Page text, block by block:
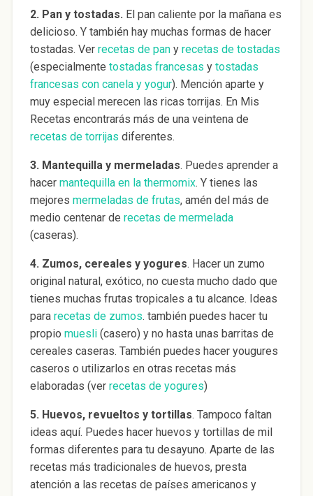
2. Pan y tostadas. El pan caliente por la mañana es
delicioso. Y también hay muchas formas de hacer
tostadas. Ver recetas de pany recetas de tostadas
(especialmente tostadas francesas y tostadas
francesas con canela y yogur). Mención aparte y
muy especial merecen las ricas torrijas. En Mis
Recetas encontrarás más de una veintena de
recetas de torrijas diferentes.
3. Mantequilla y mermeladas. Puedes aprender a
hacer mantequilla en la thermomix. Y tienes las
mejores mermeladas de frutas, amén del más de
medio centenar de recetas de mermelada
(caseras).
4. Zumos, cereales y yogures. Hacer un zumo
original natural, exótico, no cuesta mucho dado que
tienes muchas frutas tropicales a tu alcance. Ideas
para recetas de zumos. también puedes hacer tu
propio muesli(casero) y no hasta unas barritas de
cereales caseras. También puedes hacer yougures
caseros o utilizarlos en otras recetas más
elaboradas (verrecetas de yogures)
5. Huevos, revueltos y tortillas. Tampoco faltan
ideas aquí. Puedes hacer huevos y tortillas de mil
formas diferentes para tu desayuno. Aparte de las
recetas más tradicionales de huevos, presta
atención a las recetas de países americanos y